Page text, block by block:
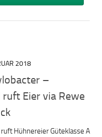
2018
–
Eier via Rewe
Hühnereier Güteklasse A